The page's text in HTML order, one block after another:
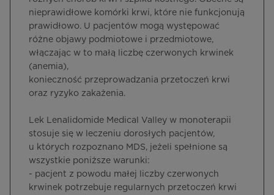
nieprawidłowe komórki krwi, które nie funkcjonują
prawidłowo. U pacjentów mogą występować
różne objawy podmiotowe i przedmiotowe,
włączając w to małą liczbę czerwonych krwinek
(anemia),
konieczność przeprowadzania przetoczeń krwi
oraz ryzyko zakażenia.
Lek Lenalidomide Medical Valley w monoterapii
stosuje się w leczeniu dorosłych pacjentów,
u których rozpoznano MDS, jeżeli spełnione są
wszystkie poniższe warunki:
- pacjent z powodu małej liczby czerwonych
krwinek potrzebuje regularnych przetoczeń krwi